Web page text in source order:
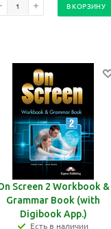
В КОРЗИНУ
Screen 2 Workbook &
Grammar Book (with
Digibook App.)
Есть в наличии